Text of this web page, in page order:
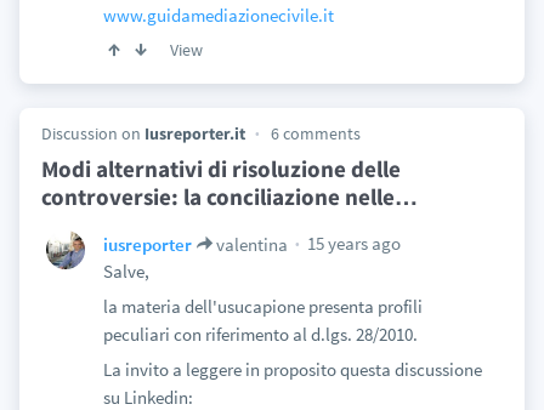
www.guidamediazionecivile.it
View
Discussion on Iusreporter.it 6 comments
Modi alternativi di risoluzione delle
controversie: la conciliazione nelle…
iusreporter valentina
15 years ago
Salve,
la materia dell'usucapione presenta profili
peculiari con riferimento al d.lgs. 28/2010.
La invito a leggere in proposito questa discussione
su Linkedin: